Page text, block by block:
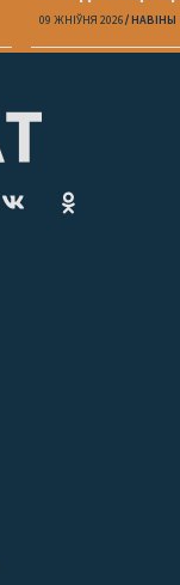
09 ЖНІЎНЯ 2026 НАВІНЫ